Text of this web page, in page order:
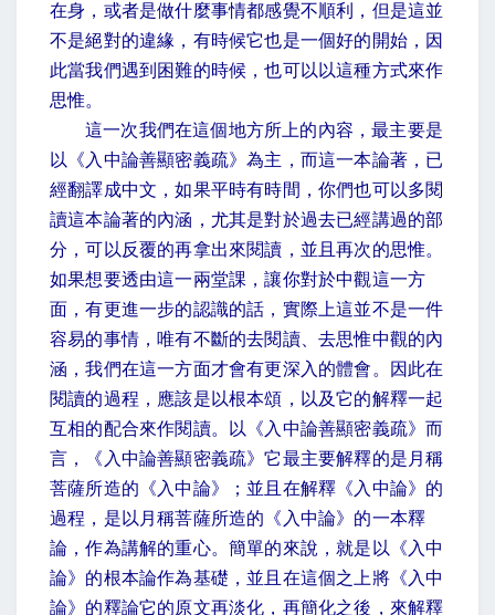
在身，或者是做什麼事情都感覺不順利，但是這並
不是絕對的違緣，有時候它也是一個好的開始，因
此當我們遇到困難的時候，也可以以這種方式來作
思惟。
這一次我們在這個地方所上的內容，最主要是
以《入中論善顯密義疏》為主，而這一本論著，已
經翻譯成中文，如果平時有時間，你們也可以多閱
讀這本論著的內涵，尤其是對於過去已經講過的部
分，可以反覆的再拿出來閱讀，並且再次的思惟。
如果想要透由這一兩堂課，讓你對於中觀這一方
面，有更進一步的認識的話，實際上這並不是一件
容易的事情，唯有不斷的去閱讀、去思惟中觀的內
涵，我們在這一方面才會有更深入的體會。因此在
閱讀的過程，應該是以根本頌，以及它的解釋一起
互相的配合來作閱讀。以《入中論善顯密義疏》而
言，《入中論善顯密義疏》它最主要解釋的是月稱
菩薩所造的《入中論》；並且在解釋《入中論》的
過程，是以月稱菩薩所造的《入中論》的一本釋
論，作為講解的重心。簡單的來說，就是以《入中
論》的根本論作為基礎，並且在這個之上將《入中
論》的釋論它的原文再淡化，再簡化之後，來解釋